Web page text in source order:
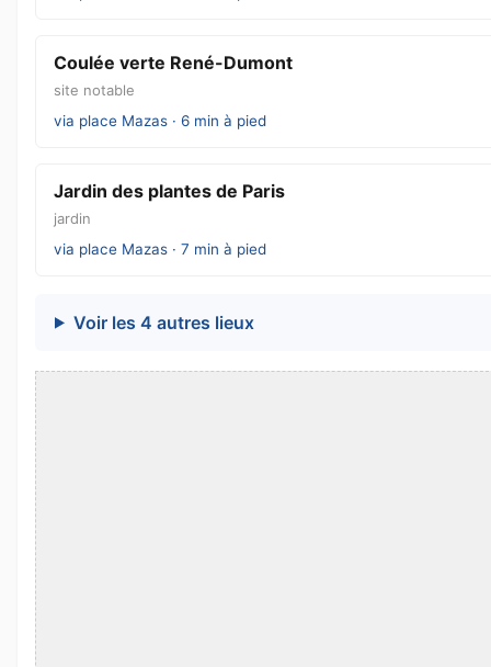
Coulée verte René-Dumont
site notable
via place Mazas · 6 min à pied
Jardin des plantes de Paris
jardin
via place Mazas · 7 min à pied
Voir les 4 autres lieux